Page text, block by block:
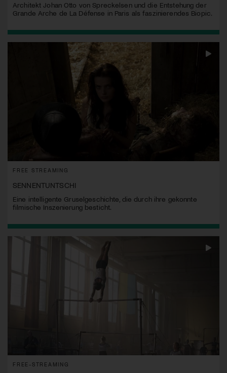
Architekt Johan Otto von Spreckelsen und die Entstehung der
Grande Arche de La Défense in Paris als faszinierendes Biopic.
FREE STREAMING
SENNENTUNTSCHI
Eine intelligente Gruselgeschichte, die durch ihre gekonnte
filmische Inszenierung besticht.
FREE-STREAMING